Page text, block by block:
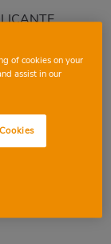
of cookies on your
assist in our